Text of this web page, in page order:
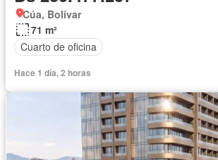
Cúa, Bolívar
71 m²
Cuarto de oficina
Hace 1 día, 2 horas